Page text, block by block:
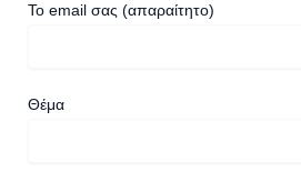
Το email σας (απαραίτητο)
Θέμα